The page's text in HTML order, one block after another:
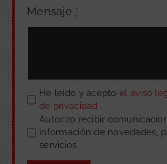
Mensaje *
He leído y acepto el aviso
de privacidad .
Autorizo recibir
información de novedades,
servicios.